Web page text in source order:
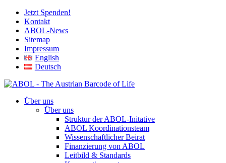
Jetzt Spenden!
Kontakt
ABOL-News
Sitemap
Impressum
English
Deutsch
Über uns
Über uns
Struktur der ABOL-Initative
ABOL Koordinationsteam
Wissenschaftlicher Beirat
Finanzierung von ABOL
Leitbild & Standards